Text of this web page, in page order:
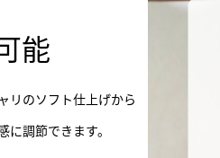
能
リのソフト仕上げから
調節できます。